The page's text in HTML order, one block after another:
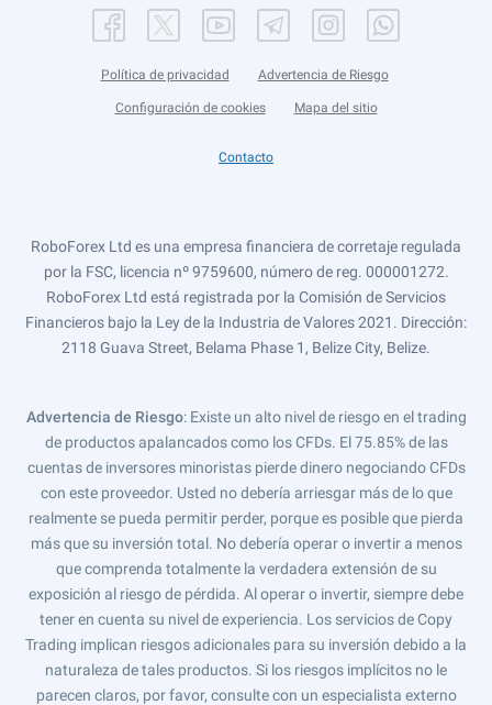
Política de privacidad Advertencia de Riesgo
Configuración de cookies Mapa del sitio
Contacto
RoboForex Ltd es una empresa financiera de corretaje regulada
por la FSC, licencia nº 9759600, número de reg. 000001272.
RoboForex Ltd está registrada por la Comisión de Servicios
Financieros bajo la Ley de la Industria de Valores 2021. Dirección:
2118 Guava Street, Belama Phase 1, Belize City, Belize.
Advertencia de Riesgo: Existe un alto nivel de riesgo en el trading
de productos apalancados como los CFDs. El 75.85% de las
cuentas de inversores minoristas pierde dinero negociando CFDs
con este proveedor. Usted no debería arriesgar más de lo que
realmente se pueda permitir perder, porque es posible que pierda
más que su inversión total. No debería operar o invertir a menos
que comprenda totalmente la verdadera extensión de su
exposición al riesgo de pérdida. Al operar o invertir, siempre debe
tener en cuenta su nivel de experiencia. Los servicios de Copy
Trading implican riesgos adicionales para su inversión debido a la
naturaleza de tales productos. Si los riesgos implícitos no le
parecen claros, por favor, consulte con un especialista externo